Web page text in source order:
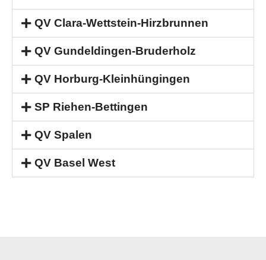
QV Clara-Wettstein-Hirzbrunnen
QV Gundeldingen-Bruderholz
QV Horburg-Kleinhüngingen
SP Riehen-Bettingen
QV Spalen
QV Basel West